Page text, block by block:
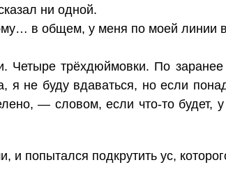
ни одной.
в общем, у меня по моей линии
Четыре трёхдюймовки. По
я не буду вдаваться, но если
— словом, если что-то будет,
и попытался подкрутить ус,